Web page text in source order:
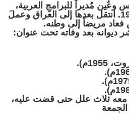
وعُين مُديراً للبرامجِ العربية،
وأقيل من عمله من قبل سلطات الانتداب عام 1940. انتقل بعدها إلى العراق وعملَ
مريضاً إلى وطنه.
بعد وفاته تحت عنوان:
معه ثلاث علل حتى قضت عليه،